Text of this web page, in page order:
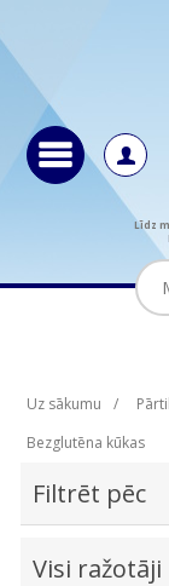
Līdz
Uz sākumu /
Bezglutēna kūkas
Filtrēt pēc
Visi ražotāji